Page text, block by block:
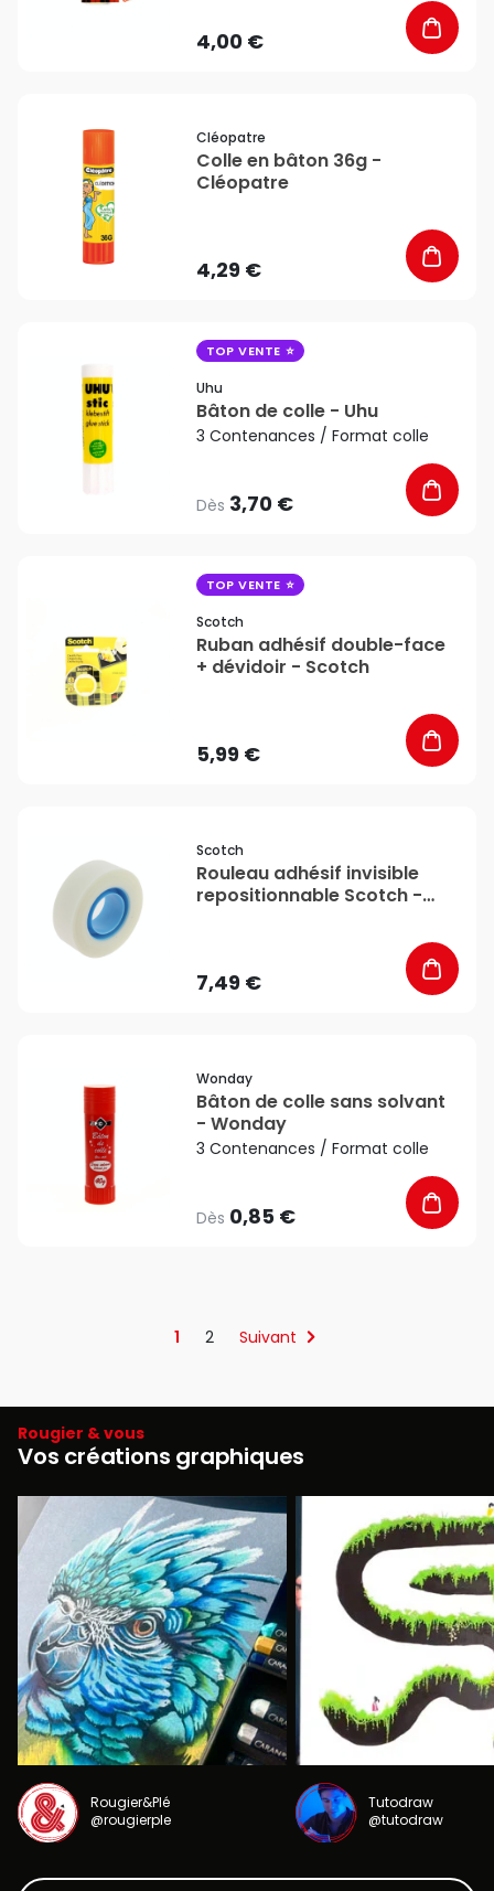
4,00 €
Cléopatre
Colle en bâton 36g -
Cléopatre
4,29 €
TOP VENTE
Uhu
Bâton de colle - Uhu
3 Contenances / Format colle
Dès 3,70 €
TOP VENTE
Scotch
Ruban adhésif double-face
+ dévidoir - Scotch
5,99 €
Scotch
Rouleau adhésif invisible
repositionnable Scotch -
7,49 €
Wonday
Bâton de colle sans solvant
- Wonday
3 Contenances / Format colle
Dès 0,85 €
1 2 Suivant
Rougier & vous
Vos créations graphiques
Rougier&Plé
@rougierple
Tutodraw
@tutodraw